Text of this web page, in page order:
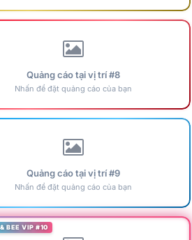
Quảng cáo tại vị trí #8
Nhấn để đặt quảng cáo của bạn
Quảng cáo tại vị trí #9
Nhấn để đặt quảng cáo của bạn
BEE VIP #10